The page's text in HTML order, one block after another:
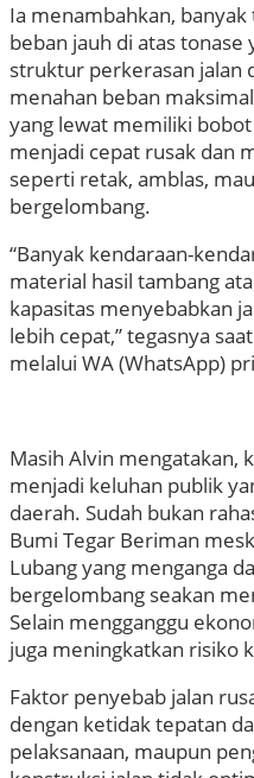
Ia menambahkan,
beban jauh di atas tonase
struktur perkerasan jalan
menahan beban
yang lewat memiliki
menjadi cepat rusak dan
seperti retak, amblas,
bergelombang.
“Banyak kendaraan-
material hasil tambang
kapasitas menyebabkan
lebih cepat,” tegasnya
melalui WA (WhatsApp)
Masih Alvin mengatakan,
menjadi keluhan publik
daerah. Sudah bukan
Bumi Tegar Beriman
Lubang yang menganga
bergelombang seakan
Selain mengganggu
juga meningkatkan risiko
Faktor penyebab jalan
dengan ketidak tepatan
pelaksanaan, maupun